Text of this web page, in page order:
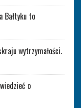
Bałtyku to
wytrzymałości.
o